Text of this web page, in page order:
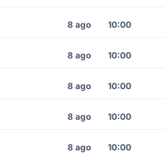
8 ago 10:00
8 ago 10:00
8 ago 10:00
8 ago 10:00
8 ago 10:00